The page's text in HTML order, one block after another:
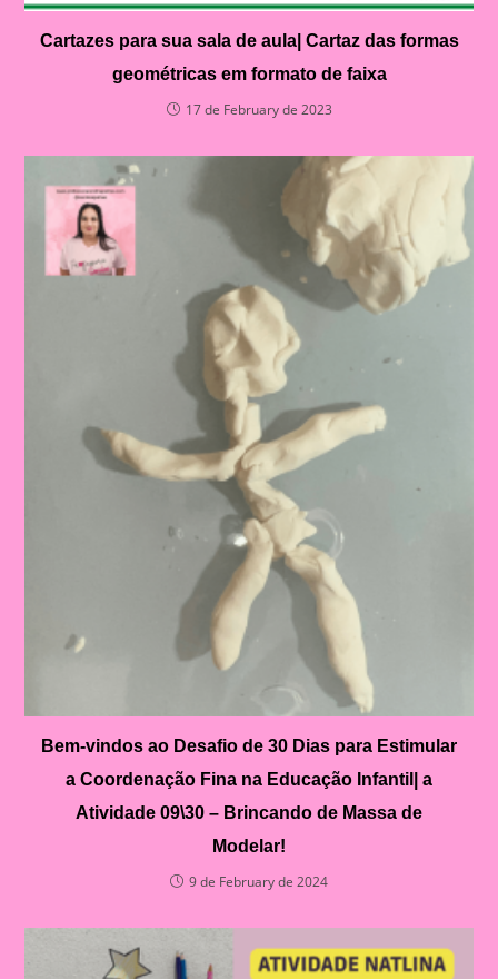
Cartazes para sua sala de aula| Cartaz das formas
geométricas em formato de faixa
17 de February de 2023
Bem-vindos ao Desafio de 30 Dias para Estimular
a Coordenação Fina na Educação Infantil| a
Atividade 09\30 – Brincando de Massa de
Modelar!
9 de February de 2024